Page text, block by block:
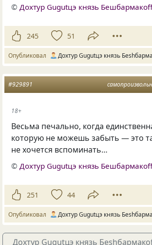
© Дохтур Gugutцэ князь
245 51
Опубликовал Дохтур Gugutцэ князь
#929891
18+
Весьма печально, когда
которую не можешь забыть — это
не хочется вспоминать…
© Дохтур Gugutцэ князь
251 44
Опубликовал Дохтур Gugutцэ князь
Дохтур Gugutцэ князь